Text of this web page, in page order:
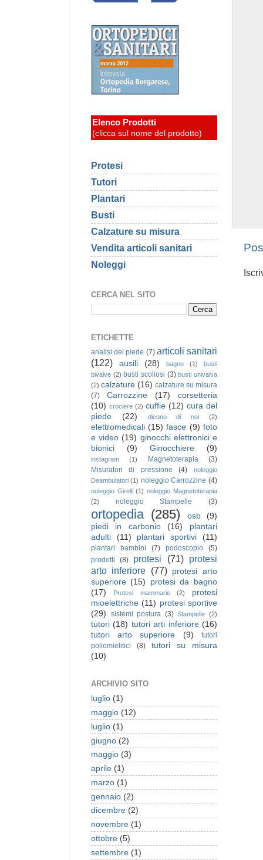
Elenco Prodotti
(clicca sul nome del prodotto)
Protesi
Tutori
Plantari
Busti
Calzature su misura
Vendita articoli sanitari
Noleggi
CERCA NEL SITO
ETICHETTE
analisi del piede (7) articoli sanitari
(122)
ausili (28) bagno (1)
busti
bivalve (2) busti scoliosi (3) busti univalva
(2) calzature (16) calzature su misura
(7)
Carrozzine (17)
corsetteria
(10) crociere (2) cuffie (12) cura del
piede
(22) dicono di noi (2)
elettromedicali (15) fasce (9) foto
e video (19) ginocchi elettronici e
bionici
(9) Ginocchiere (9)
instagram (1) Magnetoterapia
(3)
Misuratori di pressione
(4)
noleggio
Deambulatori (1) noleggio Carrozzine (4)
noleggio Girelli (1) noleggio Magnetoterapia
(2)
noleggio Stampelle (3)
ortopedia (285) osb
(9)
piedi in carbonio
(16)
plantari
adulti
(11) plantari sportivi (11)
plantari bambini (7) podoscopio
(5)
prodotti
(8) protesi (71) protesi
arto inferiore (77) protesi arto
superiore (15)
protesi da bagno
(17)
Protesi mammarie (2)
protesi
mioelettriche (11) protesi sportive
(29)
sistemi postura (3) Stampelle (2)
tutori (18) tutori arti inferiore (16)
tutori arto superiore
(9)
tutori
poliomielitici
(8)
tutori su misura
(10)
ARCHIVIO SITO
luglio (1)
maggio (12)
luglio (1)
giugno (2)
maggio (3)
aprile (1)
marzo (1)
gennaio (2)
dicembre (2)
novembre (1)
ottobre (5)
settembre (1)